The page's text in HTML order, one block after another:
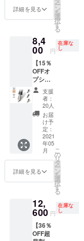
る場合
があり
価格が
がる可
能性も
ござい
ます。
※ご注文
状況、
使用部
材の供
給状
況、製
造工程
上の都
合等に
より出
荷時期
る場合
があり
いただ
サイズ
は４種
類から
お選び
いただ
けま
す。 ※
皆様の
応援購
入によ
り量産
効率が
向上し
た場
合、正
規販売
価格が
がる可
能性も
ござい
ます。
※ご注文
タン）
ニブ×１
（販売
格
9,900円
の
15％OF
F） ※こ
ちらは
リター
ンのオ
プショ
ン商品
のた
め、本
体をご
購入の
方のみ
ご購入
いただ
サイズ
は４種
類から
お選び
いただ
詳細を見る ー
ン
を
選
択
す
る
8,4
00 円
在庫な
し
【15％
OFFオ
プショ
ンリ
ター
ン】大
人気！
Titaniu
m（チ
タン）
ニブ
Titaniu
m（チ
タン）
ニブ×１
（販売
格
9,900円
の
15％OF
F） ※こ
支援
者：
20人
お届
け予
定：
2021
年05
月
詳細を見る
こ
の
リ
タ
ー
ン
を
選
択
す
る
12,
600 円
在庫な
し
【36％
OFF超